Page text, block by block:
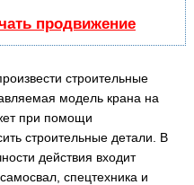
продвижение
строительные
модель крана на
при помощи
строительные детали. В
действия входит
спецтехника и